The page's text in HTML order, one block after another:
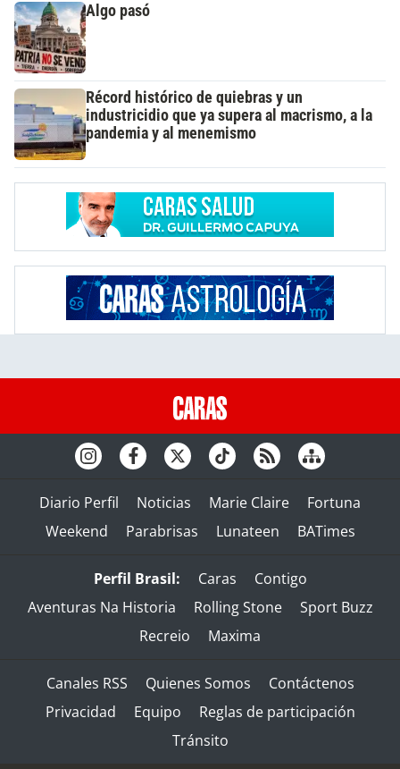
Algo pasó
Récord histórico de quiebras y un
industricidio que ya supera al macrismo, a la
pandemia y al menemismo
Diario Perfil Noticias Marie Claire
Fortuna
Weekend
Parabrisas Lunateen BATimes
Perfil Brasil: Caras
Contigo
Aventuras Na Historia
Rolling Stone
Sport Buzz
Recreio
Maxima
Canales RSS Quienes Somos
Contáctenos
Privacidad
Equipo
Reglas de participación
Tránsito